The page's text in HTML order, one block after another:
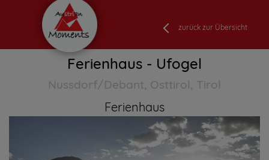
zurück zur Übersicht
Ferienhaus - Ufogel
Nussdorf/Debant, Osttirol, Tirol
Ferienhaus